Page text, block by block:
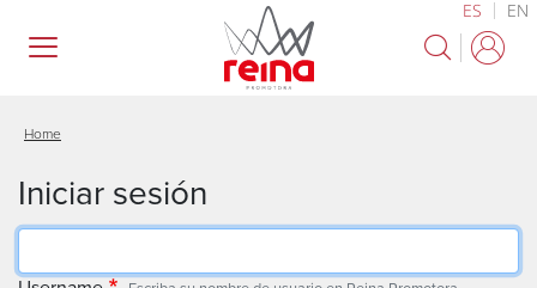
ES EN
Home
Iniciar sesión